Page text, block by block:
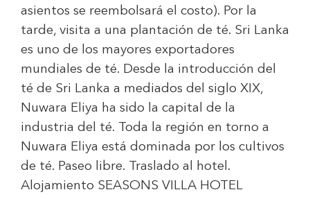
asientos se reembolsará el costo). Por la
tarde, visita a una plantación de té. Sri Lanka
es uno de los mayores exportadores
mundiales de té. Desde la introducción del
té de Sri Lanka a mediados del siglo XIX,
Nuwara Eliya ha sido la capital de la
industria del té. Toda la región en torno a
Nuwara Eliya está dominada por los cultivos
de té. Paseo libre. Traslado al hotel.
Alojamiento SEASONS VILLA HOTEL